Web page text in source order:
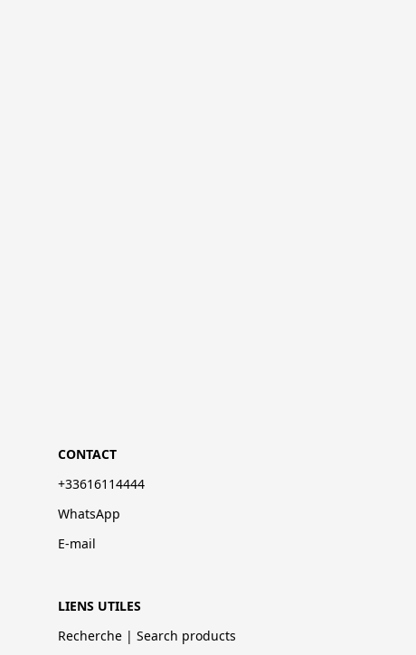
CONTACT
+33616114444
WhatsApp
E-mail
LIENS UTILES
Recherche | Search products